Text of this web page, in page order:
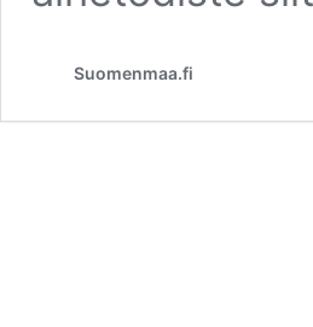
Suomenmaa.fi